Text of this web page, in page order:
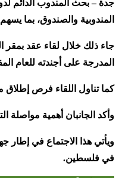
جدة – بحث المندوب الدائم
المندوبية والصندوق، بما
جاء ذلك خلال لقاء عقد بمقر
المدرجة على أجندته للعام
كما تناول اللقاء فرص إطلاق
وأكد الجانبان أهمية
ويأتي هذا الاجتماع في إطار
في فلسطين.